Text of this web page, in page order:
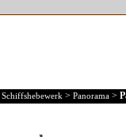
Schiffshebewerk > Panorama >